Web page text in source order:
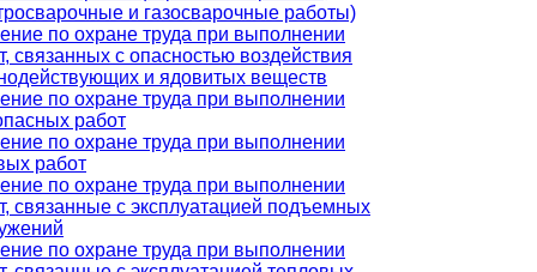
и газосварочные работы)
по охране труда при выполнении
связанных с опасностью воздействия
и ядовитых веществ
по охране труда при выполнении
работ
по охране труда при выполнении
работ
по охране труда при выполнении
связанные с эксплуатацией подъемных
по охране труда при выполнении